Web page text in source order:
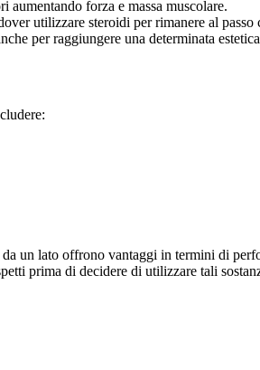
forza e massa muscolare.
utilizzare steroidi per rimanere al
per raggiungere una determinata
un lato offrono vantaggi in termini di
prima di decidere di utilizzare tali